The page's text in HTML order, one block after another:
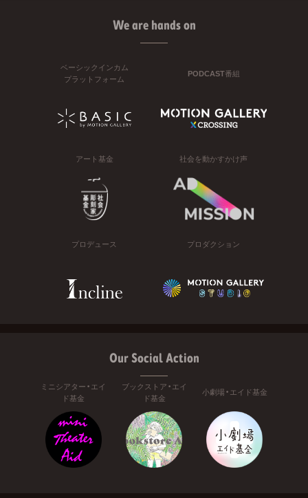
We are hands on
ベーシックインカム
プラットフォーム
PODCAST番組
アート基金 社会を動かすかけ声
プロデュース プロダクション
Our Social Action
ミニシアター・エイ
ド基金
ブックストア・エイ
ド基金
小劇場・エイド基金